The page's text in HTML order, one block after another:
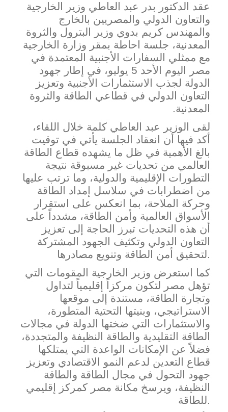
عقد الدكتور بدر عبد العاطي وزير الخارجية
والتعاون الدولي والمصريين بالخارج
والمهندس كريم بدوي وزير البترول والثروة
المعدنية، جلسة احاطة بمقر وزارة الخارجية
مع ممثلي السفارات الأجنبية المعتمدة في
مصر اليوم الأحد 5 يوليو، في إطار جهود
الدولة لجذب الاستثمارات الأجنبية وتعزيز
التعاون الدولي في قطاعي الطاقة والثروة
المعدنية.
لقى الوزير عبد العاطي كلمة خلال اللقاء،
أكد فيها أن انعقاد الجلسة يأتي في توقيت
بالغ الأهمية في ظل ما يشهده قطاع الطاقة
العالمي من تحديات غير مسبوقة نتيجة
التطورات الإقليمية والدولية، وما ترتب عليها
من اضطرابات في سلاسل إمداد الطاقة
وحركة الملاحة، بما انعكس على استقرار
الأسواق العالمية وأمن الطاقة، مشدداً على
أن هذه التحديات تبرز الحاجة إلى تعزيز
التعاون الدولي وتكثيف الجهود المشتركة
لتحقيق أمن الطاقة وتنويع مصادرها.
كما استعرض وزير الخارجية المقومات التي
تؤهل مصر لتكون مركزاً إقليمياً لتداول
وتجارة الطاقة، مستندة إلى موقعها
الاستراتيجي، وبنيتها التحتية المتطورة،
والاستثمارات التي ضختها الدولة في مجالات
الطاقة التقليدية والطاقة النظيفة والمتجددة،
فضلاً عن الإمكانات الواعدة التي يمتلكها
قطاع التعدين لدعم النمو الاقتصادي وتعزيز
جهود التحول في مجال الطاقة والطاقة
النظيفة، ويرسخ مكانة مصر كمركز إقليمي
للطاقة.